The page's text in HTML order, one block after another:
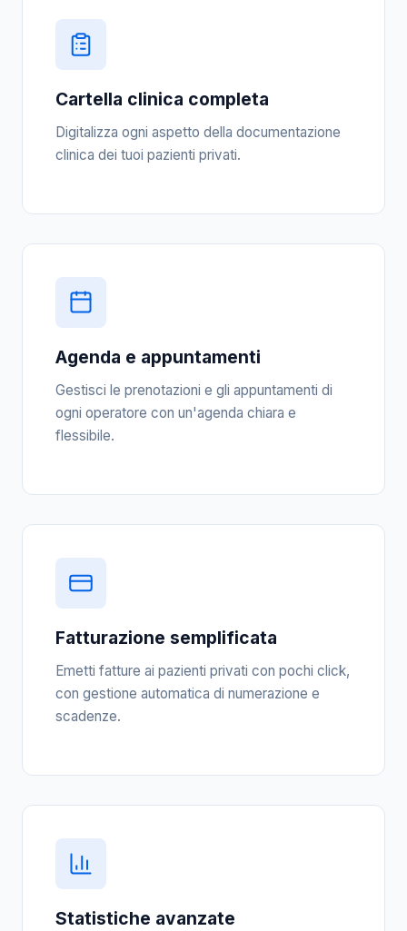
Cartella clinica completa
Digitalizza ogni aspetto della documentazione
clinica dei tuoi pazienti privati.
Agenda e appuntamenti
Gestisci le prenotazioni e gli appuntamenti di
ogni operatore con un'agenda chiara e
flessibile.
Fatturazione semplificata
Emetti fatture ai pazienti privati con pochi click,
con gestione automatica di numerazione e
scadenze.
Statistiche avanzate